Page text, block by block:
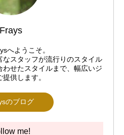
Frays
へようこそ。
スタッフが流行りのスタイル
せたスタイルまで、幅広いジ
供します。
のブログ
me!